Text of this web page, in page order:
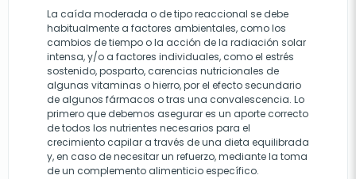
La caída moderada o de tipo reaccional se debe
habitualmente a factores ambientales, como los
cambios de tiempo o la acción de la radiación solar
intensa, y/o a factores individuales, como el estrés
sostenido, posparto, carencias nutricionales de
algunas vitaminas o hierro, por el efecto secundario
de algunos fármacos o tras una convalescencia. Lo
primero que debemos asegurar es un aporte correcto
de todos los nutrientes necesarios para el
crecimiento capilar a través de una dieta equilibrada
y, en caso de necesitar un refuerzo, mediante la toma
de un complemento alimenticio específico.